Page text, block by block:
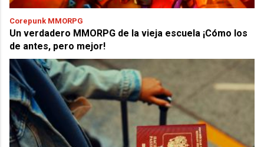
Corepunk MMORPG
Un verdadero MMORPG de la vieja escuela ¡Cómo los
de antes, pero mejor!